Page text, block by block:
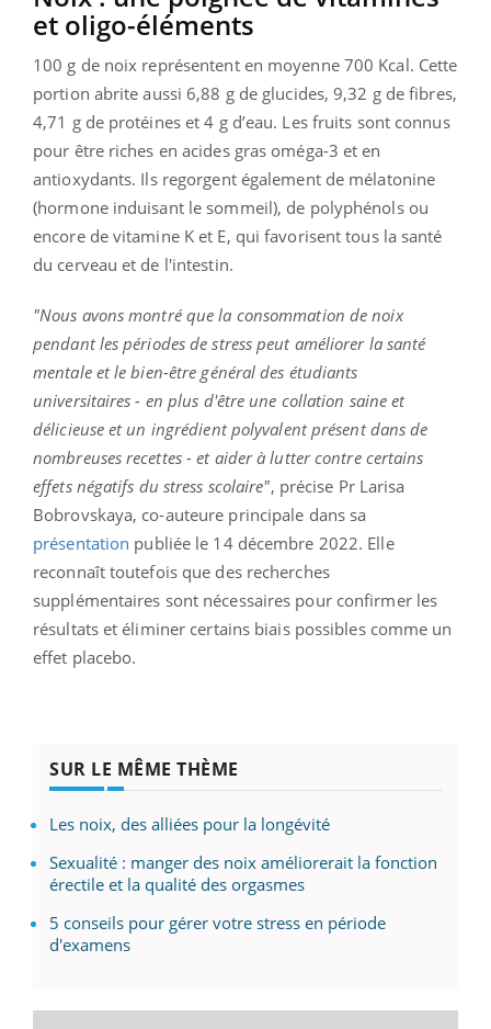
et oligo-éléments
100 g de noix représentent en moyenne 700 Kcal. Cette
portion abrite aussi 6,88 g de glucides, 9,32 g de fibres,
4,71 g de protéines et 4 g d’eau. Les fruits sont connus
pour être riches en acides gras oméga-3 et en
antioxydants. Ils regorgent également de mélatonine
(hormone induisant le sommeil), de polyphénols ou
encore de vitamine K et E, qui favorisent tous la santé
du cerveau et de l'intestin.
"Nous avons montré que la consommation de noix
pendant les périodes de stress peut améliorer la santé
mentale et le bien-être général des étudiants
universitaires - en plus d'être une collation saine et
délicieuse et un ingrédient polyvalent présent dans de
nombreuses recettes - et aider à lutter contre certains
effets négatifs du stress scolaire", précise Pr Larisa
Bobrovskaya, co-auteure principale dans sa
présentation publiée le 14 décembre 2022. Elle
reconnaît toutefois que des recherches
supplémentaires sont nécessaires pour confirmer les
résultats et éliminer certains biais possibles comme un
effet placebo.
SUR LE MÊME THÈME
Les noix, des alliées pour la longévité
Sexualité : manger des noix améliorerait la fonction
érectile et la qualité des orgasmes
5 conseils pour gérer votre stress en période
d'examens